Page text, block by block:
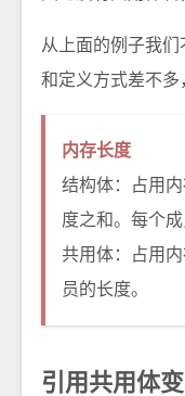
从上面的例子我
和定义方式差不多
内存长度
结构体：占用
度之和。每个
共用体：占用
员的长度。
引用共用体